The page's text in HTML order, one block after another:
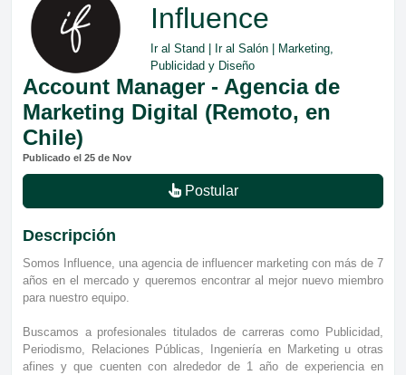
Influence
Ir al Stand Ir al Salón| Marketing,
Publicidad y Diseño
Account Manager - Agencia de
Marketing Digital (Remoto, en
Chile)
Publicado el 25 de Nov
Postular
Descripción
Somos Influence, una agencia de influencer marketing con más de 7
años en el mercado y queremos encontrar al mejor nuevo miembro
para nuestro equipo.
Buscamos a profesionales titulados de carreras como Publicidad,
Periodismo, Relaciones Públicas, Ingeniería en Marketing u otras
afines y que cuenten con alrededor de 1 año de experiencia en